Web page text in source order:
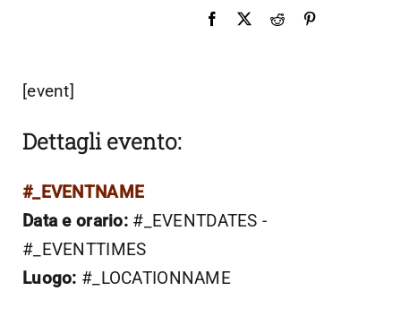
[event]
Dettagli evento:
#_EVENTNAME
Data e orario: #_EVENTDATES -
#_EVENTTIMES
Luogo: #_LOCATIONNAME